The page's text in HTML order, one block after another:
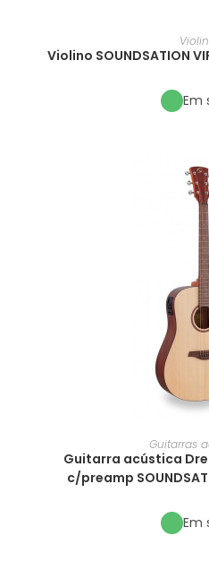
Violino SOUNDSATION
Em
Guitarras
Guitarra acústica
c/preamp
Em